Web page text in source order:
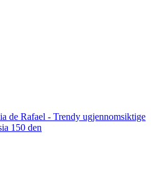
de Rafael - Trendy ugjennomsiktige
150 den